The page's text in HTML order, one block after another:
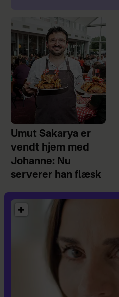
Umut Sakarya er
vendt hjem med
Johanne: Nu
serverer han flæsk